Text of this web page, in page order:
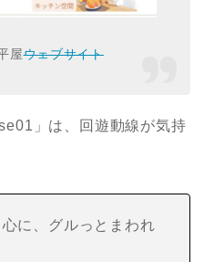
屋ウェブサイト
」は、回遊動線が気持
に、グルっとまわれ